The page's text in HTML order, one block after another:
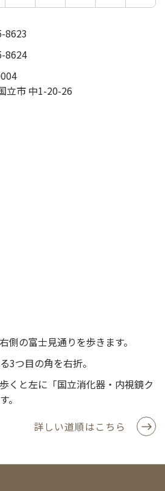
8623
8624
立市 中1-20-26
側の富士見通りを歩きます。
3つ目の角を右折。
くと左に「国立消化器・内視鏡ク
。
詳しい道順はこちら